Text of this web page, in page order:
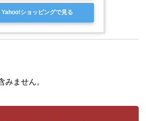
Yahoo!ショッピングで見る
ません。